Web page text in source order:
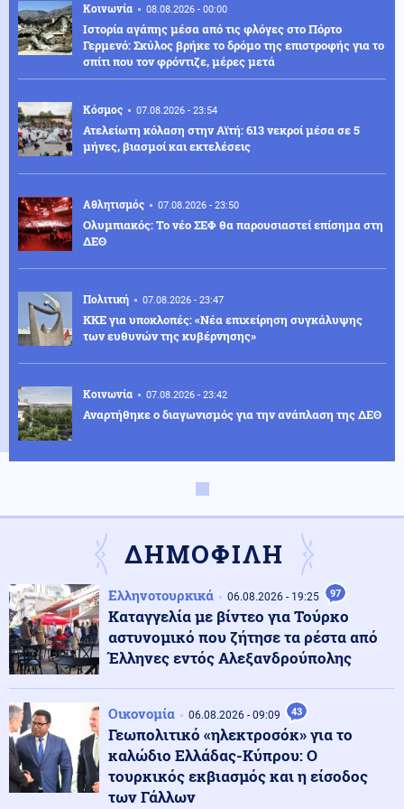
Κοινωνία 08.08.2026 - 00:00
Ιστορία αγάπης μέσα από τις φλόγες στο Πόρτο
Γερμενό: Σκύλος βρήκε το δρόμο της επιστροφής για το
σπίτι που τον φρόντιζε, μέρες μετά
Κόσμος 07.08.2026 - 23:54
Ατελείωτη κόλαση στην Αϊτή: 613 νεκροί μέσα σε 5
μήνες, βιασμοί και εκτελέσεις
Αθλητισμός 07.08.2026 - 23:50
Ολυμπιακός: Το νέο ΣΕΦ θα παρουσιαστεί επίσημα στη
ΔΕΘ
Πολιτική 07.08.2026 - 23:47
ΚΚΕ για υποκλοπές: «Νέα επιχείρηση συγκάλυψης
των ευθυνών της κυβέρνησης»
Κοινωνία 07.08.2026 - 23:42
Αναρτήθηκε ο διαγωνισμός για την ανάπλαση της ΔΕΘ
Κόσμος
Κι όμως... Τα ΜΜΕ της Βόρειας Κορέας προτείνουν
σούπα με κρέας σκύλου, ως διέξοδο στον καύσωνα
Κοινωνία
παρακολουθώντας την 13χρονη γειτόνισσα του - Η
ποινή που του επιβλήθηκε
Κόσμος 07.08.2026 - 23:12
Η Ισπανία ξεκινά ελέγχους σε ταξιδιώτες από την
ΔΗΜΟΦΙΛΗ
Ελληνοτουρκικά 06.08.2026 - 19:25 97
Καταγγελία με βίντεο για Τούρκο
αστυνομικό που ζήτησε τα ρέστα από
Έλληνες εντός Αλεξανδρούπολης
Οικονομία 06.08.2026 - 09:09 43
Γεωπολιτικό «ηλεκτροσόκ» για το
καλώδιο Ελλάδας-Κύπρου: Ο
τουρκικός εκβιασμός και η είσοδος
των Γάλλων